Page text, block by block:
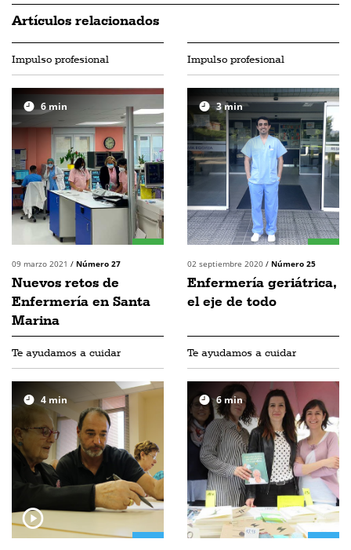
Artículos relacionados
Impulso profesional
6min
09 marzo 2021 / Número 27
Nuevos retos de
Enfermería en Santa
Marina
Impulso profesional
3min
02 septiembre 2020 / Número 25
Enfermería geriátrica,
el eje de todo
Te ayudamos a cuidar
4min
Te ayudamos a cuidar
6 min